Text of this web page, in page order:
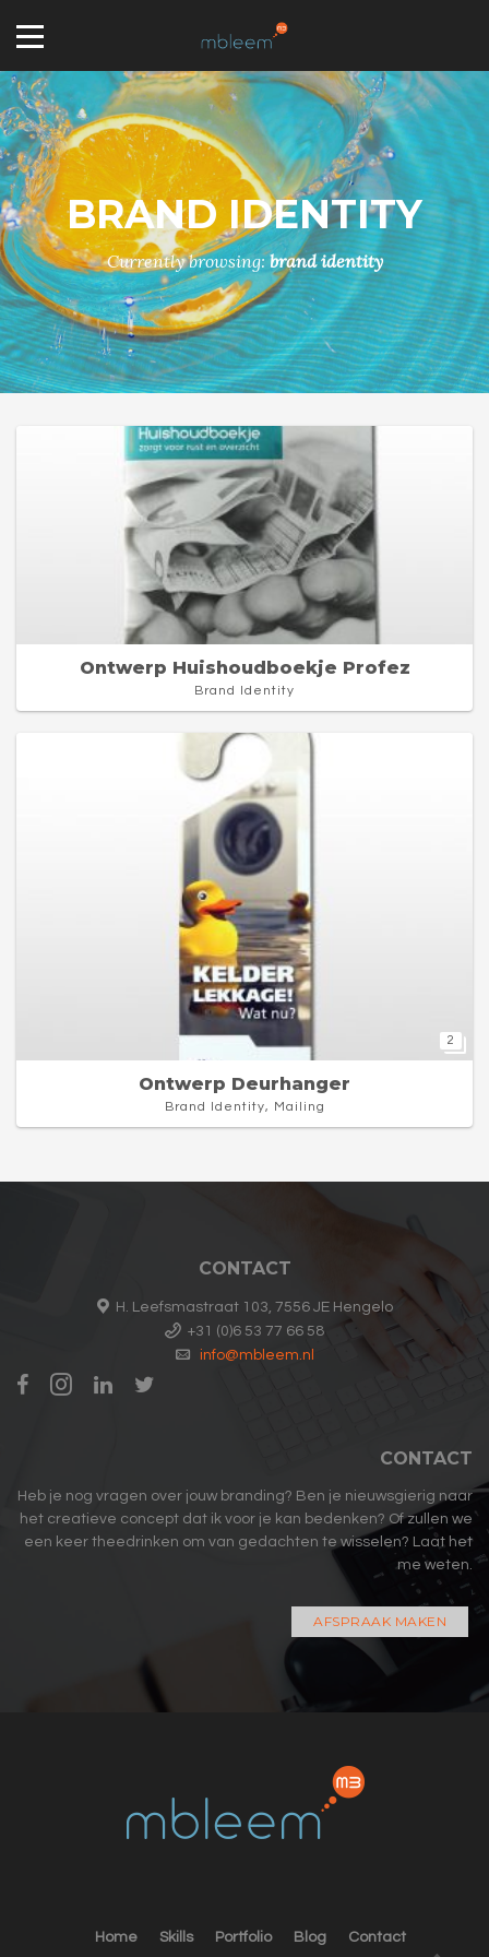
BRAND IDENTITY
Currently browsing:brand identity
Ontwerp Huishoudboekje Profez
Brand Identity
2
Ontwerp Deurhanger
Brand Identity, Mailing
CONTACT
H. Leefsmastraat 103, 7556 JE Hengelo
+31 (0)6 53 77 66 58
info@mbleem.nl
CONTACT
Heb je nog vragen over jouw branding? Ben je nieuwsgierig naar
het creatieve concept dat ik voor je kan bedenken? Of zullen we
een keer theedrinken om van gedachten te wisselen? Laat het
me weten.
AFSPRAAK MAKEN
Home Skills Portfolio Blog Contact